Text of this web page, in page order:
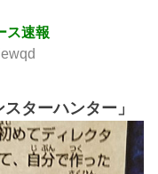
ス速報
ターハンター」